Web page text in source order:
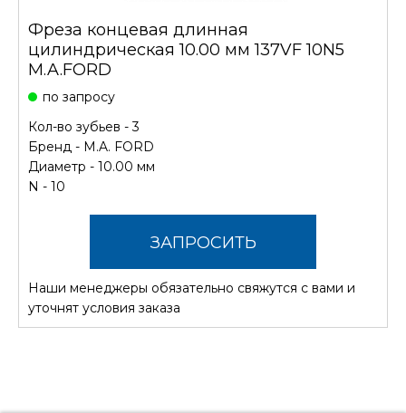
Фреза концевая длинная
цилиндрическая 10.00 мм 137VF 10N5
M.A.FORD
по запросу
Кол-во зубьев - 3
Бренд - M.A. FORD
Диаметр - 10.00 мм
N - 10
ЗАПРОСИТЬ
СТОИМОСТЬ
Наши менеджеры обязательно свяжутся с вами и
уточнят условия заказа